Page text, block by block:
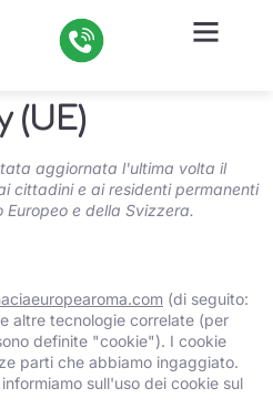
(UE)
aggiornata l'ultima volta il
cittadini e ai residenti permanenti
e della Svizzera.
(di seguito:
altre tecnologie correlate (per
definite "cookie"). I cookie
parti che abbiamo ingaggiato.
sull'uso dei cookie sul